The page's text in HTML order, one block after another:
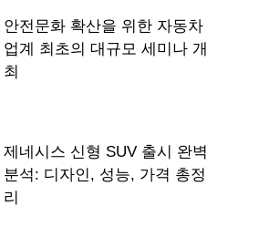
안전문화 확산을 위한 자동차
업계 최초의 대규모 세미나 개
최
제네시스 신형 SUV 출시 완벽
분석: 디자인, 성능, 가격 총정
리